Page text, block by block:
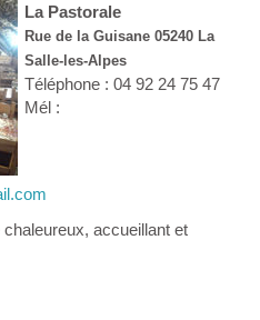
La Pastorale
Rue de la Guisane 05240 La
Salle-les-Alpes
Téléphone : 04 92 24 75 47
Mél :
accueillant et